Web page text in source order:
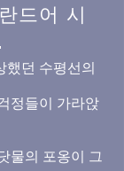
드어 시
했던 수평선의
정들이 가라앉
물의 포옹이 그